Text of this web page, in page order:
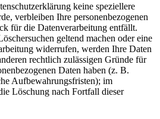
keine speziellere
verbleiben Ihre personenbezogenen
für die Datenverarbeitung entfällt.
geltend machen oder eine
widerrufen, werden Ihre Daten
rechtlich zulässigen Gründe für
Daten haben (z. B.
Aufbewahrungsfristen); im
Löschung nach Fortfall dieser